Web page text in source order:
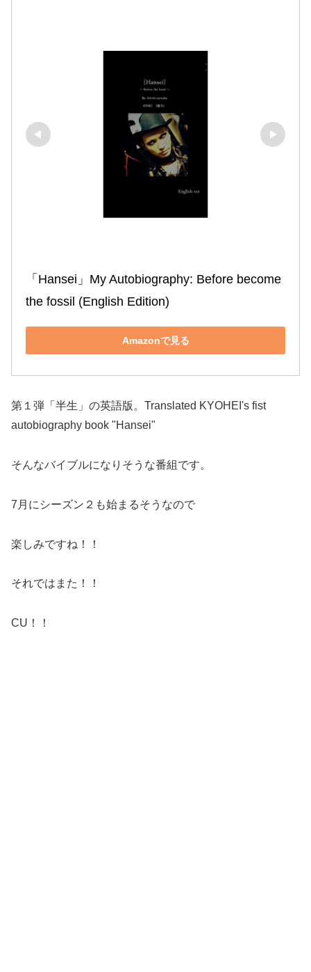
「Hansei」My Autobiography: Before become
the fossil (English Edition)
Amazonで見る
第１弾「半生」の英語版。Translated KYOHEI's fist
autobiography book "Hansei"
そんなバイブルになりそうな番組です。
7月にシーズン２も始まるそうなので
楽しみですね！！
それではまた！！
CU！！